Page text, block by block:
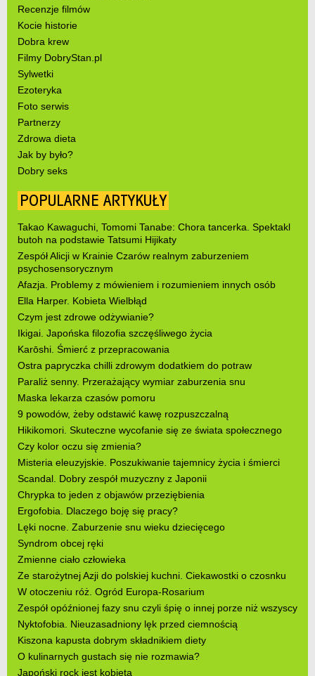
Recenzje filmów
Kocie historie
Dobra krew
Filmy DobryStan.pl
Sylwetki
Ezoteryka
Foto serwis
Partnerzy
Zdrowa dieta
Jak by było?
Dobry seks
POPULARNE ARTYKUŁY
Takao Kawaguchi, Tomomi Tanabe: Chora tancerka. Spektakl
butoh na podstawie Tatsumi Hijikaty
Zespół Alicji w Krainie Czarów realnym zaburzeniem
psychosensorycznym
Afazja. Problemy z mówieniem i rozumieniem innych osób
Ella Harper. Kobieta Wielbłąd
Czym jest zdrowe odżywianie?
Ikigai. Japońska filozofia szczęśliwego życia
Karōshi. Śmierć z przepracowania
Ostra papryczka chilli zdrowym dodatkiem do potraw
Paraliż senny. Przerażający wymiar zaburzenia snu
Maska lekarza czasów pomoru
9 powodów, żeby odstawić kawę rozpuszczalną
Hikikomori. Skuteczne wycofanie się ze świata społecznego
Czy kolor oczu się zmienia?
Misteria eleuzyjskie. Poszukiwanie tajemnicy życia i śmierci
Scandal. Dobry zespół muzyczny z Japonii
Chrypka to jeden z objawów przeziębienia
Ergofobia. Dlaczego boję się pracy?
Lęki nocne. Zaburzenie snu wieku dziecięcego
Syndrom obcej ręki
Zmienne ciało człowieka
Ze starożytnej Azji do polskiej kuchni. Ciekawostki o czosnku
W otoczeniu róż. Ogród Europa-Rosarium
Zespół opóźnionej fazy snu czyli śpię o innej porze niż wszyscy
Nyktofobia. Nieuzasadniony lęk przed ciemnością
Kiszona kapusta dobrym składnikiem diety
O kulinarnych gustach się nie rozmawia?
Japoński rock jest kobietą